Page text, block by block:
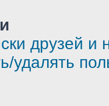
друзей и
удалять